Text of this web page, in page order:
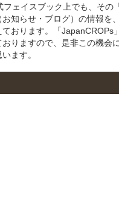
フェイスブック上でも、そ
知らせ・ブログ）の情報を
おります。「
りますので、是非この機会
ます。